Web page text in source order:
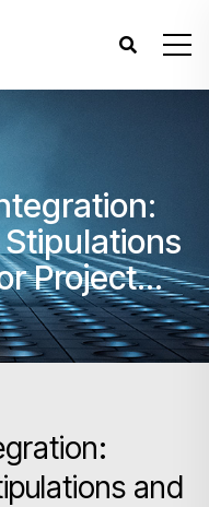
Project
and